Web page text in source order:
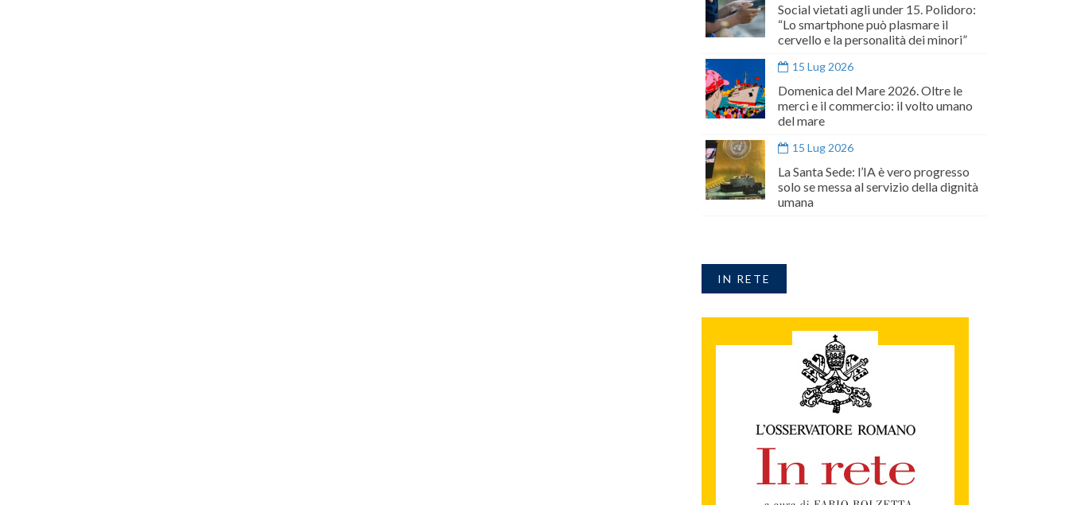
Social vietati agli under 15. Polidoro:
“Lo smartphone può plasmare il
cervello e la personalità dei minori”
15 Lug 2026
Domenica del Mare 2026. Oltre le
merci e il commercio: il volto umano
del mare
15 Lug 2026
La Santa Sede: l’IA è vero progresso
solo se messa al servizio della dignità
umana
IN RETE